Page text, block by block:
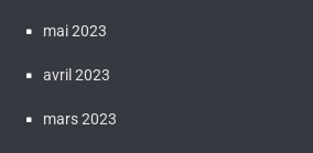
mai 2023
avril 2023
mars 2023